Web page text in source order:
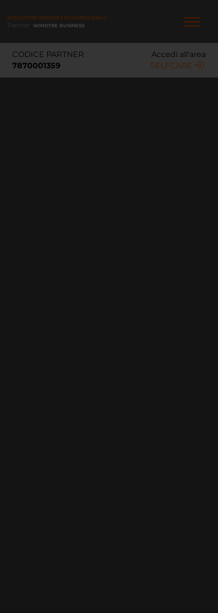
contenuto
EVOLUTION SERVICES DI MARCO BRUGOLETTA
Partner WINDTRE BUSINESS
CODICE PARTNER
7870001359
Accedi all'area
SELFCARE
NAVIGAZIONE
PRINCIPALE